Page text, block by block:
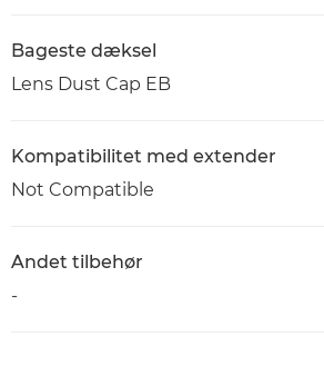
Bageste dæksel
Lens Dust Cap EB
Kompatibilitet med extender
Not Compatible
Andet tilbehør
-